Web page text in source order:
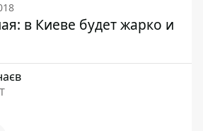
в Киеве будет жарко и